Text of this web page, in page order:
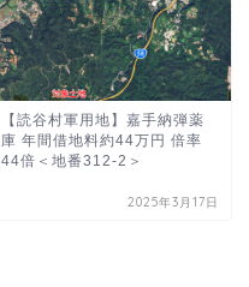
【読谷村軍用地】嘉手納弾薬
庫 年間借地料約44万円 倍率
44倍＜地番312-2＞
2025年3月17日